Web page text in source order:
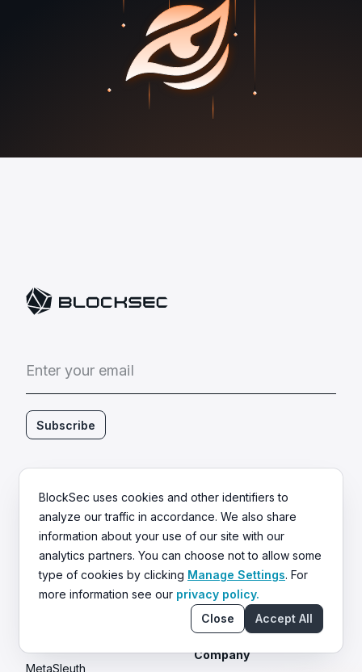
Enter your email
Subscribe
Smart Contract Audits
Infrastructure Audits
Phalcon Security
Safe{Wallet} Monitor
STOP for L2 Chains
MetaSleuth
DeFi Protocols
L1/L2 Chains
Stablecoin Issuer
Crypto Payment
RWA
Company
BlockSec uses cookies and other identifiers to
analyze our traffic in accordance. We also share
information about your use of our site with our
analytics partners. You can choose not to allow some
type of cookies by clicking Manage Settings. For
more information see our privacy policy.
Close
Accept All